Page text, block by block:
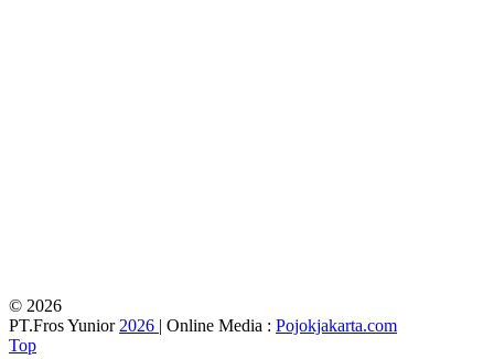
© 2026
PT.Fros Yunior 2026 | Online Media : Pojokjakarta.com
Top